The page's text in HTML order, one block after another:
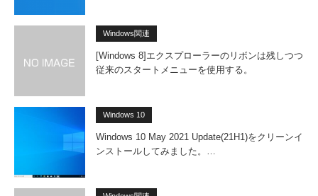
Windows関連
[Windows 8]エクスプローラーのリボンは残しつつ
従来のスタートメニューを使用する。
Windows 10
Windows 10 May 2021 Update(21H1)をクリーンイ
ンストールしてみました。…